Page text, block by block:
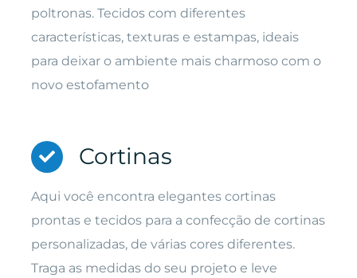
poltronas. Tecidos com diferentes
características, texturas e estampas, ideais
para deixar o ambiente mais charmoso com o
novo estofamento
Cortinas
Aqui você encontra elegantes cortinas
prontas e tecidos para a confecção de cortinas
personalizadas, de várias cores diferentes.
Traga as medidas do seu projeto e leve